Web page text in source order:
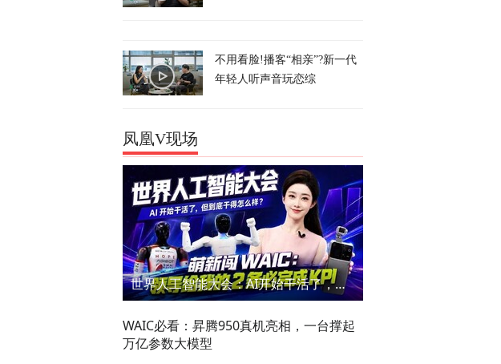
不用看脸!播客“相亲”?新一代
年轻人听声音玩恋综
凤凰V现场
世界人工智能大会：AI开始干活了，但到底干的怎么样？萌新闯WAIC
WAIC必看：昇腾950真机亮相，一台撑起
万亿参数大模型